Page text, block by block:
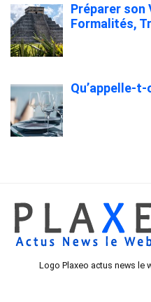
Préparer son
Formalités,
Qu’appelle-
Logo Plaxeo actus news le